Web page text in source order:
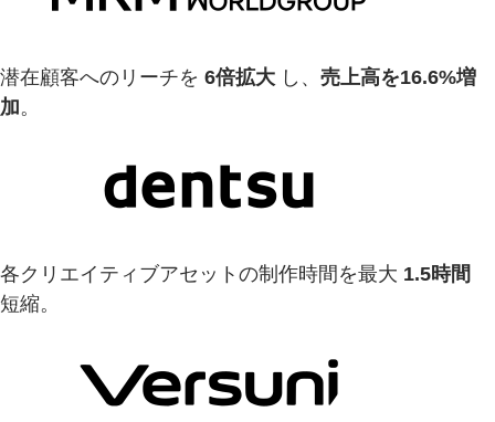
潜在顧客へのリーチを 6倍拡大 し、 売上高を16.6%増
加。
各クリエイティブアセットの制作時間を最大 1.5時間
短縮。